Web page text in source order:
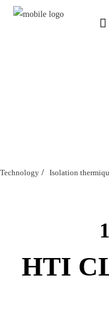
Salta
Technology / Isolation
HTI